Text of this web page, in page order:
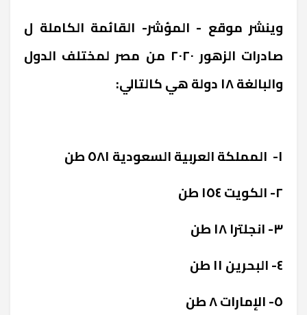
وينشر موقع - المؤشر- القائمة الكاملة ل
صادرات الزهور ٢٠٢٠ من مصر لمختلف الدول
والبالغة ١٨ دولة هي كالتالي:
١- المملكة العربية السعودية ٥٨١ طن
٢- الكويت ١٥٤ طن
٣- انجلترا ١٨ طن
٤- البحرين ١١ طن
٥- الإمارات ٨ طن